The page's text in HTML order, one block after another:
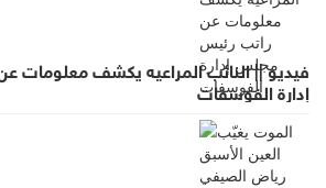
فيديو || النائب المراعيه يكشف معلومات
إدارة الفوسفات